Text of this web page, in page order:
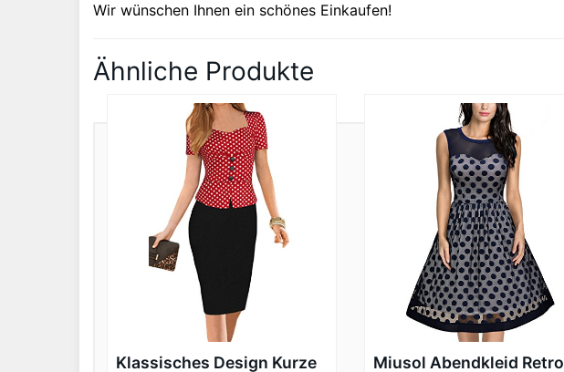
Wir wünschen Ihnen ein schönes Einkaufen!
Ähnliche Produkte
Klassisches Design Kurze
Miusol Abendkleid Retro